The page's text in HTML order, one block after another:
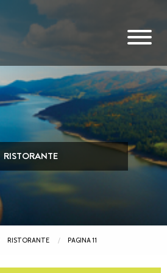
RISTORANTE
RISTORANTE PAGINA 11